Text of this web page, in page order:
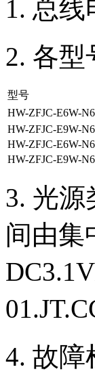
1. 总
2. 各型
型号
HW-ZFJC-E6W-
HW-ZFJC-E9W-
HW-ZFJC-E6W-
HW-ZFJC-E9W-
3. 光源
间由集
4. 故障